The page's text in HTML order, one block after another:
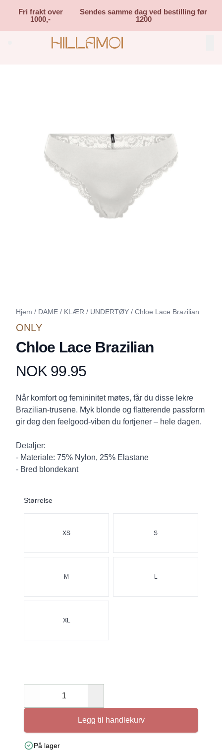
Fri frakt over
1000,-
Sendes samme dag ved bestilling før
1200
Search (⌘K)
Hjem / DAME / KLÆR / UNDERTØY / Chloe Lace Brazilian
ONLY
Chloe Lace Brazilian
Produktdetaljer
NOK 99.95
Description
Når komfort og femininitet møtes, får du disse lekre
Brazilian-trusene. Myk blonde og flatterende passform
gir deg den feelgood-viben du fortjener – hele dagen.
Detaljer:
- Materiale: 75% Nylon, 25% Elastane
- Bred blondekant
Størrelse
Velg en Størrelse
XS S
M L
XL
Decrease
Legg til handlekurv
På lager